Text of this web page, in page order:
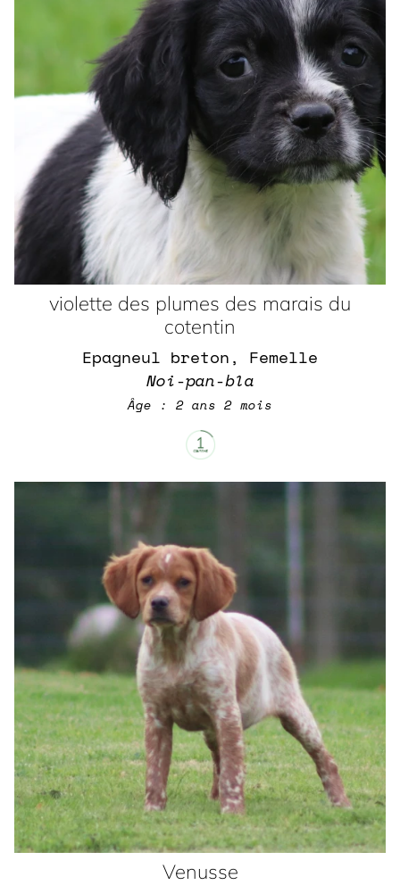
violette des plumes des marais du
cotentin
Epagneul breton, Femelle
Noi-pan-bla
Âge : 2 ans 2 mois
Venusse